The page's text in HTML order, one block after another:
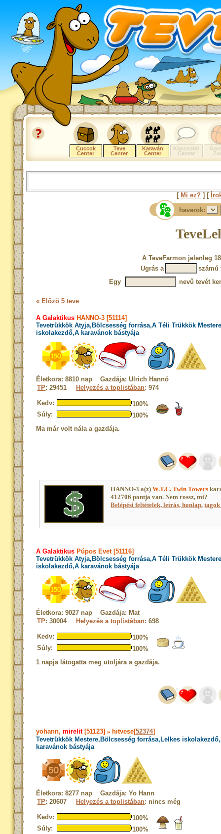
Cuccok
Center
Teve
Center
Karaván
Center
Kapcsolat
Center
[ Mi ez? ] [
haverok:
A TeveFarmon jelenleg
Ugrás a
számú
Egy
nevű tevét
« Előző 5 teve
A Galaktikus HANNO-3 [51114]
Tevetrükkök Atyja,Bölcsesség forrása,A Téli Trükkök
iskolakezdő,A karavánok bástyája
Életkora: 8810 nap Gazdája: Ulrich Hannó
TP: 29451 Helyezés a toplistában: 974
Kedv:
100%
Súly:
100%
Ma már volt nála a gazdája.
HANNO-3 a(z)W.T.C. Twin Towers
412706 pontja van. Nem rossz, mi?
Belépési feltételek, leírás, honlap,
A Galaktikus Púpos Evet [51116]
Tevetrükkök Atyja,Bölcsesség forrása,A Téli Trükkök
iskolakezdő,A karavánok bástyája
Életkora: 9027 nap Gazdája: Mat
TP: 30004 Helyezés a toplistában: 698
Kedv:
100%
Súly:
100%
1 napja látogatta meg utoljára a gazdája.
yohann,mirelit[51123]» hitvese[52374]
Tevetrükkök Mestere,Bölcsesség forrása,Lelkes
karavánok bástyája
Életkora: 8277 nap Gazdája: Yo Hann
TP: 20607 Helyezés a toplistában: nincs még
Kedv:
100%
Súly:
100%